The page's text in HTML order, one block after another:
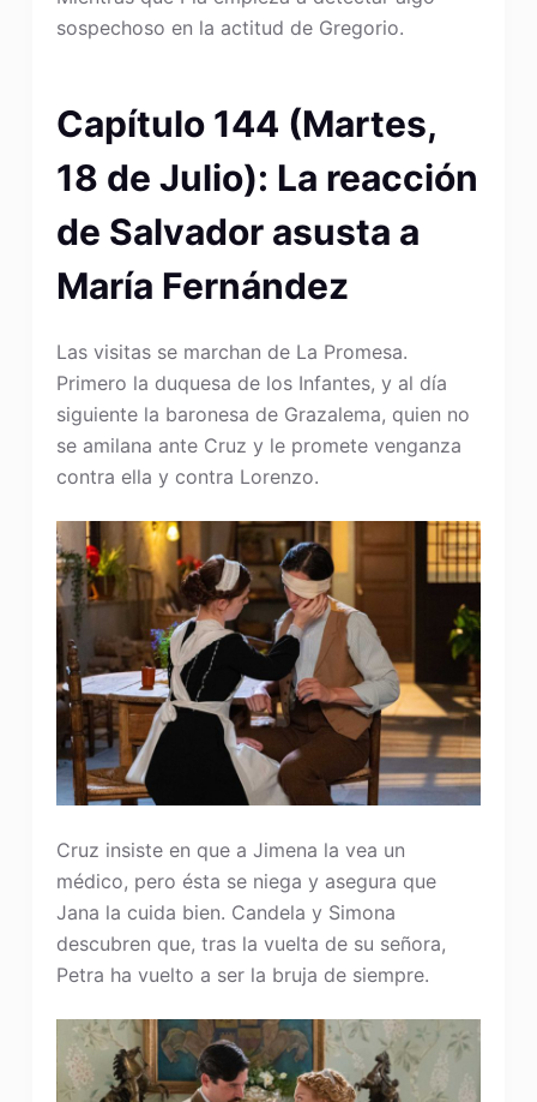
sospechoso en la actitud de Gregorio.
Capítulo 144 (Martes,
18 de Julio): La reacción
de Salvador asusta a
María Fernández
Las visitas se marchan de La Promesa.
Primero la duquesa de los Infantes, y al día
siguiente la baronesa de Grazalema, quien no
se amilana ante Cruz y le promete venganza
contra ella y contra Lorenzo.
Cruz insiste en que a Jimena la vea un
médico, pero ésta se niega y asegura que
Jana la cuida bien. Candela y Simona
descubren que, tras la vuelta de su señora,
Petra ha vuelto a ser la bruja de siempre.